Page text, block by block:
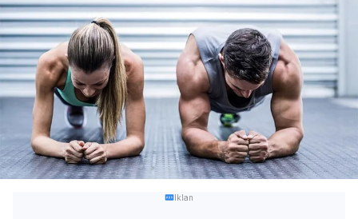
Iklan